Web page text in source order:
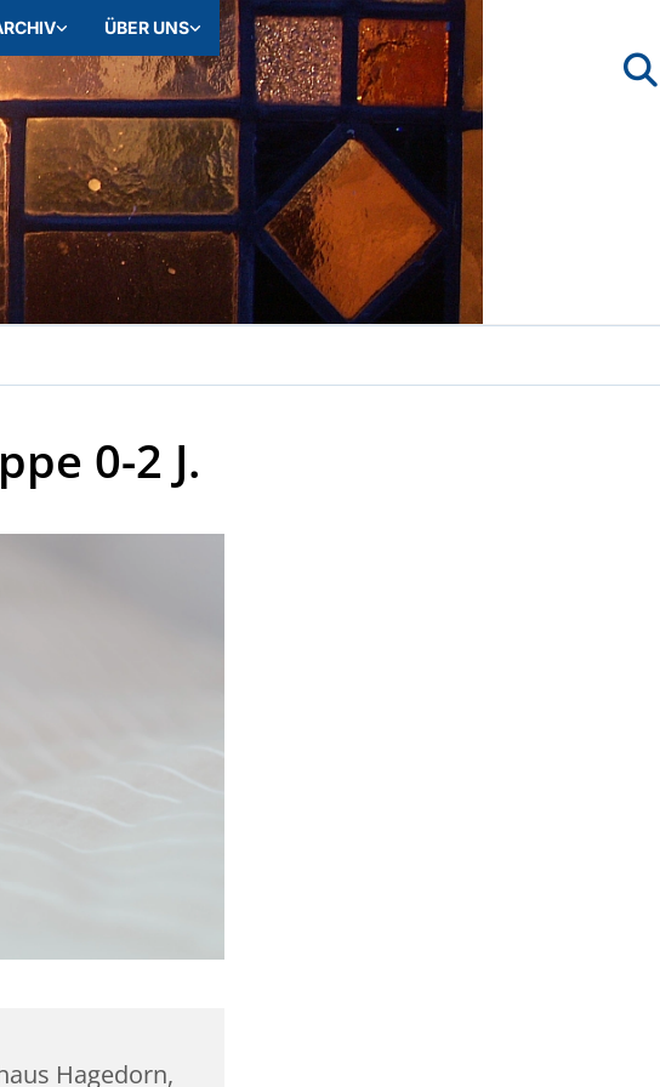
ÜBER UNS
0-2 J.
Hagedorn,